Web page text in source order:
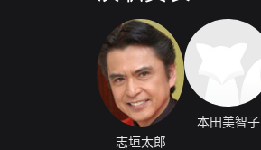
志垣太郎
本田美智子